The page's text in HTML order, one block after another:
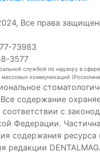
Все права
73983
3577
службой по надзору в
массовых коммуникаций
содержание
с
Федерации.
содержания
редакции